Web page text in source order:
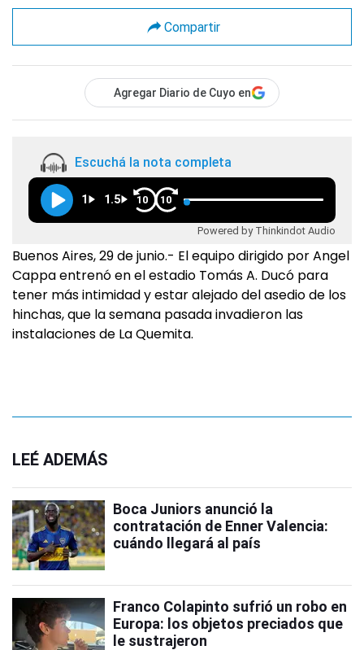
Compartir
Agregar Diario de Cuyo en
Escuchá la nota completa
1 1.5 10 10
Powered by Thinkindot Audio
Buenos Aires, 29 de junio.- El equipo dirigido por Angel
Cappa entrenó en el estadio Tomás A. Ducó para
tener más intimidad y estar alejado del asedio de los
hinchas, que la semana pasada invadieron las
instalaciones de La Quemita.
LEÉ ADEMÁS
Boca Juniors anunció la
contratación de Enner Valencia:
cuándo llegará al país
Franco Colapinto sufrió un robo en
Europa: los objetos preciados que
le sustrajeron